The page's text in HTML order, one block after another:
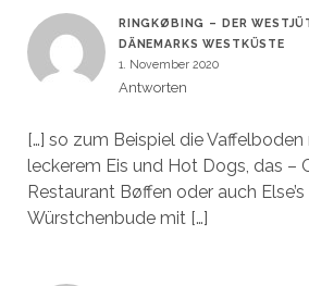
RINGKØBING – DER
DÄNEMARKS WESTKÜSTE
1. November 2020
Antworten
[…] so zum Beispiel die
leckerem Eis und Hot Dogs, das –
Restaurant Bøffen oder auch
Würstchenbude mit […]